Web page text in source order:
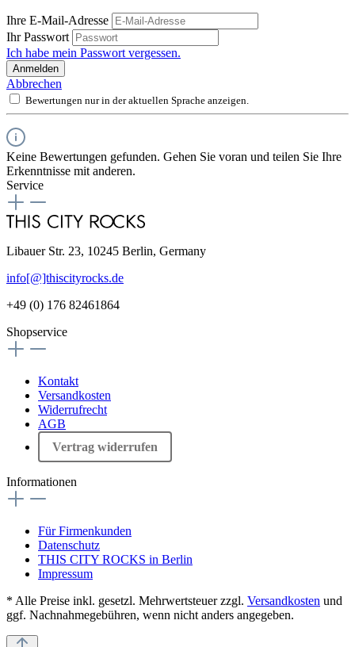
Ihre E-Mail-Adresse
Ihr Passwort
Ich habe mein Passwort vergessen.
Anmelden
Abbrechen
Bewertungen nur in der aktuellen Sprache anzeigen.
Keine Bewertungen gefunden. Gehen Sie voran und teilen Sie Ihre
Erkenntnisse mit anderen.
Service
Libauer Str. 23, 10245 Berlin, Germany
info[@]thiscityrocks.de
+49 (0) 176 82461864
Shopservice
Kontakt
Versandkosten
Widerrufrecht
AGB
Vertrag widerrufen
Informationen
Für Firmenkunden
Datenschutz
THIS CITY ROCKS in Berlin
Impressum
* Alle Preise inkl. gesetzl. Mehrwertsteuer zzgl. Versandkosten und
ggf. Nachnahmegebühren, wenn nicht anders angegeben.